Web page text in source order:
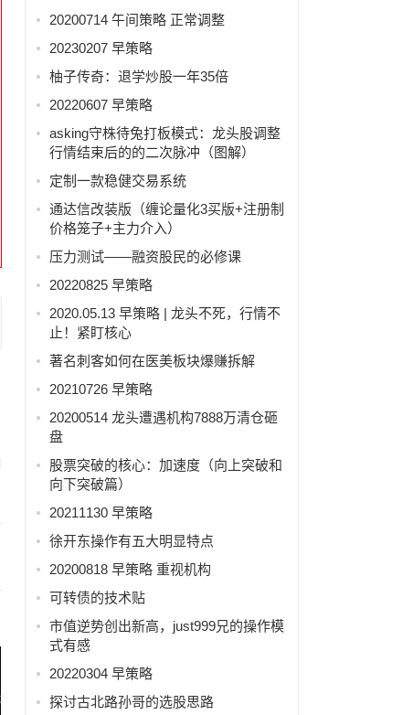
20200714 午间策略 正常调整
20230207 早策略
柚子传奇：退学炒股一年35倍
20220607 早策略
asking守株待兔打板模式：龙头股调整
行情结束后的的二次脉冲（图解）
定制一款稳健交易系统
通达信改装版（缠论量化3买版+注册制
价格笼子+主力介入）
压力测试——融资股民的必修课
20220825 早策略
2020.05.13 早策略 | 龙头不死，行情不
止！紧盯核心
著名刺客如何在医美板块爆赚拆解
20210726 早策略
20200514 龙头遭遇机构7888万清仓砸
盘
股票突破的核心：加速度（向上突破和
向下突破篇）
20211130 早策略
徐开东操作有五大明显特点
20200818 早策略 重视机构
可转债的技术贴
市值逆势创出新高，just999兄的操作模
式有感
20220304 早策略
探讨古北路孙哥的选股思路